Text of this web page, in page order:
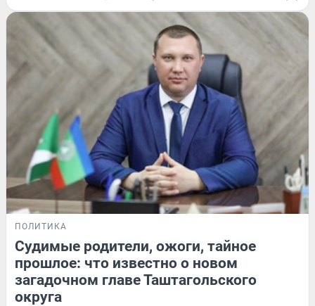
ПОЛИТИКА
Судимые родители, ожоги, тайное
прошлое: что известно о новом
загадочном главе Таштагольского
округа